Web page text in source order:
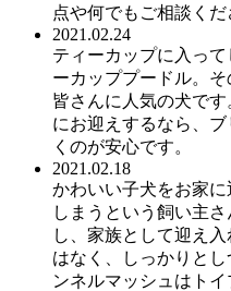
点や何でもご相談くだ
2021.02.24
ティーカップに入っ
ーカッププードル。
皆さんに人気の犬で
にお迎えするなら、
くのが安心です。
2021.02.18
かわいい子犬をお家
しまうという飼い主
し、家族として迎え
はなく、しっかりと
ンネルマッシュはトイ